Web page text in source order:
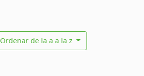
Ordenar de la a a la z